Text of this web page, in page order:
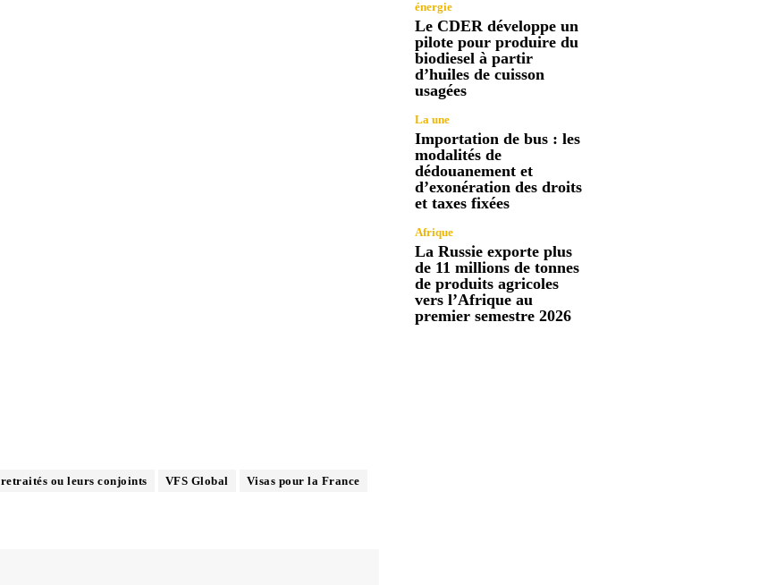
retraités ou leurs conjoints VFS Global Visas pour la France
énergie
Le CDER développe un
pilote pour produire du
biodiesel à partir
d’huiles de cuisson
usagées
La une
Importation de bus : les
modalités de
dédouanement et
d’exonération des droits
et taxes fixées
Afrique
La Russie exporte plus
de 11 millions de tonnes
de produits agricoles
vers l’Afrique au
premier semestre 2026